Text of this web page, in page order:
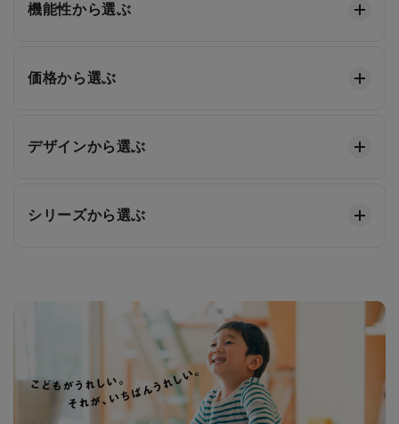
機能性から選ぶ
価格から選ぶ
デザインから選ぶ
シリーズから選ぶ